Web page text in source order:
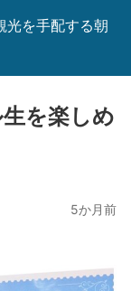
光を手配する朝
を楽しめ
5か月前